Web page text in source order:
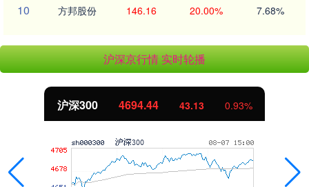
10 方邦股份 146.16 20.00% 7.68%
沪深京行情 实时轮播
沪深300 4694.44 43.13 0.93%